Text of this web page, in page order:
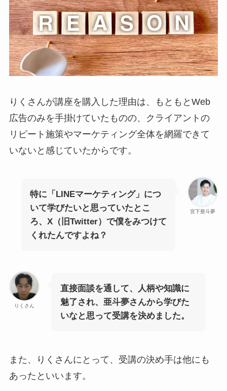
りくさんが講座を購入した理由は、もともとWeb
広告のみを手掛けていたものの、クライアントの
リピート施策やマーケティング全体を網羅できて
いないと感じていたからです。
宮下亜斗夢
特に「LINEマーケティング」につ
いて学びたいと思っていたとこ
ろ、X（旧Twitter）で僕をみつけて
くれたんですよね？
りくさん
直接面談を通して、人柄や知識に
魅了され、亜斗夢さんから学びた
いなと思って受講を決めました。
また、りくさんにとって、受講の決め手は他にも
あったといいます。